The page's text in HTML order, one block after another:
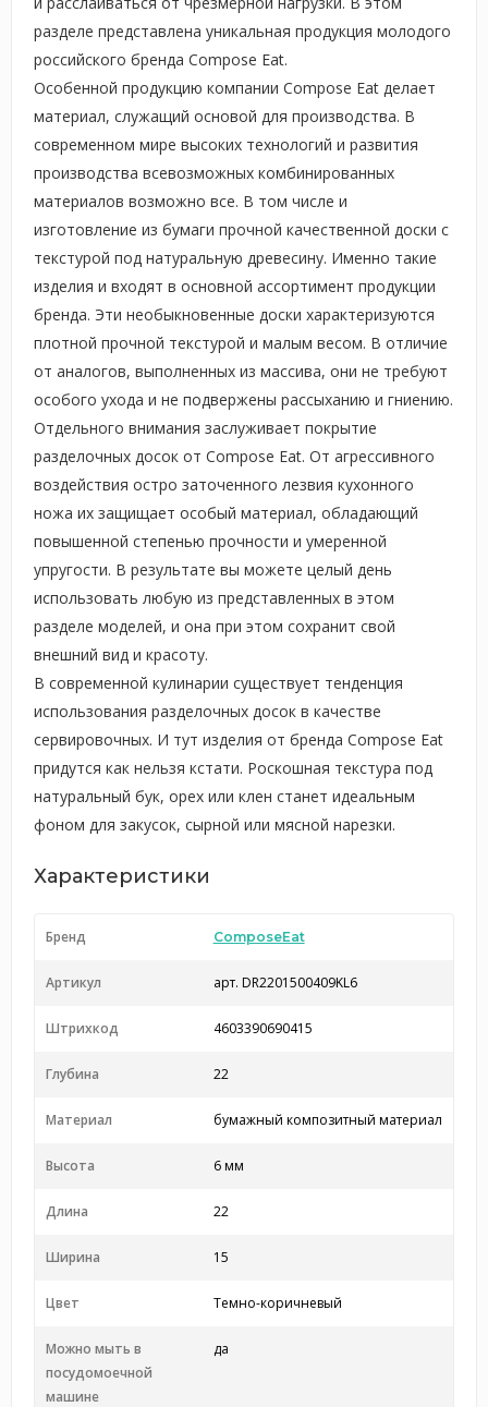
разделе представлена уникальная продукция молодого
российского бренда Compose Eat.
Особенной продукцию компании Compose Eat делает
материал, служащий основой для производства. В
современном мире высоких технологий и развития
производства всевозможных комбинированных
материалов возможно все. В том числе и
изготовление из бумаги прочной качественной доски с
текстурой под натуральную древесину. Именно такие
изделия и входят в основной ассортимент продукции
бренда. Эти необыкновенные доски характеризуются
плотной прочной текстурой и малым весом. В отличие
от аналогов, выполненных из массива, они не требуют
особого ухода и не подвержены рассыханию и гниению.
Отдельного внимания заслуживает покрытие
разделочных досок от Compose Eat. От агрессивного
воздействия остро заточенного лезвия кухонного
ножа их защищает особый материал, обладающий
повышенной степенью прочности и умеренной
упругости. В результате вы можете целый день
использовать любую из представленных в этом
разделе моделей, и она при этом сохранит свой
внешний вид и красоту.
В современной кулинарии существует тенденция
использования разделочных досок в качестве
сервировочных. И тут изделия от бренда Compose Eat
придутся как нельзя кстати. Роскошная текстура под
натуральный бук, орех или клен станет идеальным
фоном для закусок, сырной или мясной нарезки.
Характеристики
Бренд ComposeEat
Артикул арт. DR2201500409KL6
Штрихкод 4603390690415
Глубина 22
Материал бумажный композитный материал
Высота 6 мм
Длина 22
Ширина 15
Цвет Темно-коричневый
Можно мыть в
посудомоечной
машине
да